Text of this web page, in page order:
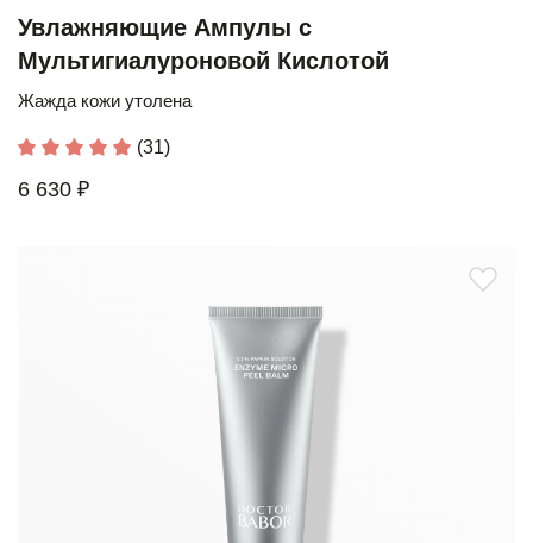
Увлажняющие Ампулы с
Мультигиалуроновой Кислотой
Жажда кожи утолена
(31)
6 630 ₽